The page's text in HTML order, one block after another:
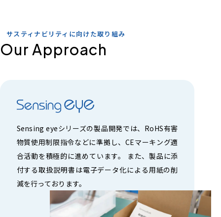
サスティナビリティに向けた取り組み
Sensing eyeシリーズの製品開発では、RoHS有害
物質使用制限指令などに準拠し、CEマーキング適
合活動を積極的に進めています。 また、製品に添
付する取扱説明書は電子データ化による用紙の削
減を行っております。